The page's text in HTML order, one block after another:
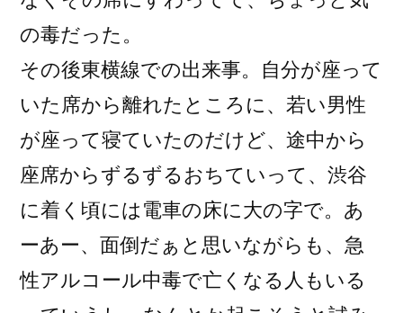
の毒だった。
その後東横線での出来事。自分が座って
いた席から離れたところに、若い男性
が座って寝ていたのだけど、途中から
座席からずるずるおちていって、渋谷
に着く頃には電車の床に大の字で。あ
ーあー、面倒だぁと思いながらも、急
性アルコール中毒で亡くなる人もいる